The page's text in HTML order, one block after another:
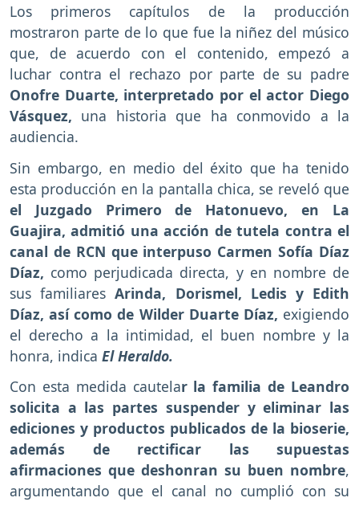
Los primeros capítulos de la producción
mostraron parte de lo que fue la niñez del músico
que, de acuerdo con el contenido, empezó a
luchar contra el rechazo por parte de su padre
Onofre Duarte, interpretado por el actor Diego
Vásquez, una historia que ha conmovido a la
audiencia.
Sin embargo, en medio del éxito que ha tenido
esta producción en la pantalla chica, se reveló que
el Juzgado Primero de Hatonuevo, en La
Guajira, admitió una acción de tutela contra el
canal de RCN que interpuso Carmen Sofía Díaz
Díaz, como perjudicada directa, y en nombre de
sus familiaresArinda, Dorismel, Ledis y Edith
Díaz, así como de Wilder Duarte Díaz, exigiendo
el derecho a la intimidad, el buen nombre y la
honra, indica El Heraldo.
Con esta medida cautelar la familia de Leandro
solicita a las partes suspender y eliminar las
ediciones y productos publicados de la bioserie,
además de rectificar las supuestas
afirmaciones que deshonran su buen nombre,
argumentando que el canal no cumplió con su